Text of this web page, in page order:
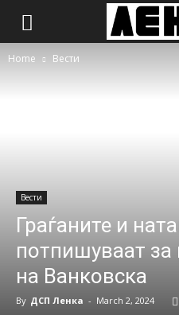
Home Вести
Вести
Граѓаните и
потпишуваат за
на Ванковска
By ДСП Ленка - March 2, 2024